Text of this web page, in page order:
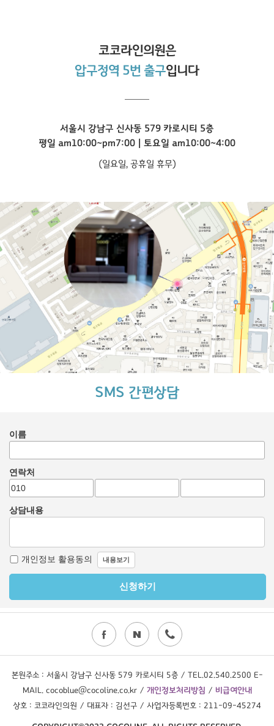
코코라인의원은
압구정역 5번 출구입니다
서울시 강남구 신사동 579 카로시티 5층
평일 am10:00~pm7:00 | 토요일 am10:00~4:00
(일요일, 공휴일 휴무)
SMS 간편상담
본원주소 : 서울시 강남구 신사동 579 카로시티 5층 / TEL.02.540.2500 E-
MAIL. cocoblue@cocoline.co.kr / 개인정보처리방침 / 비급여안내
상호 : 코코라인의원 / 대표자 : 김선구 / 사업자등록번호 : 211-09-45274